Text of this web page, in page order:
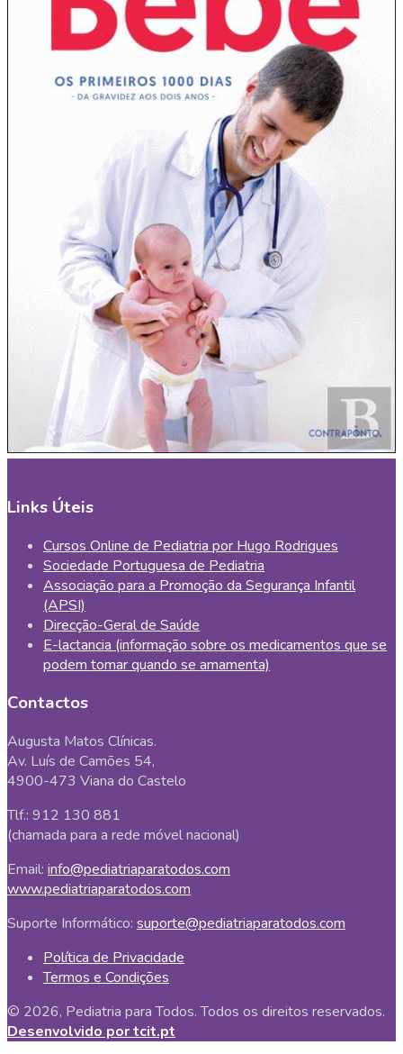
Links Úteis
Cursos Online de Pediatria por Hugo Rodrigues
Sociedade Portuguesa de Pediatria
Associação para a Promoção da Segurança Infantil
(APSI)
Direcção-Geral de Saúde
E-lactancia (informação sobre os medicamentos que se
podem tomar quando se amamenta)
Contactos
Augusta Matos Clínicas.
Av. Luís de Camões 54,
4900-473 Viana do Castelo
Tlf.: 912 130 881
(chamada para a rede móvel nacional)
Email: info@pediatriaparatodos.com
www.pediatriaparatodos.com
Suporte Informático: suporte@pediatriaparatodos.com
Política de Privacidade
Termos e Condições
© 2026, Pediatria para Todos. Todos os direitos reservados.
Desenvolvido por tcit.pt